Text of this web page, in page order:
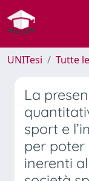
UNITesi Tutte
La
sport e
per poter
inerenti